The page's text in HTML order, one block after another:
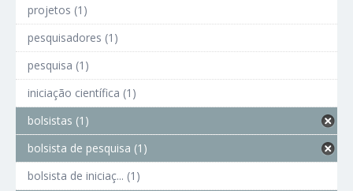
projetos (1)
pesquisadores (1)
pesquisa (1)
iniciação científica (1)
bolsistas (1)
bolsista de pesquisa (1)
bolsista de iniciaç... (1)